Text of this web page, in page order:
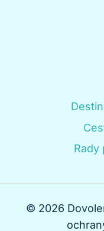
Rady
© 2026